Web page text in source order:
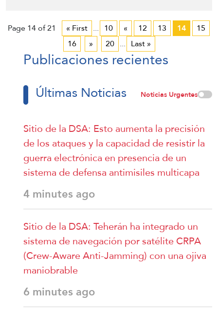
Page 14 of 21 « First ... 10 « 12 13 14
15
16
» 20 ... Last »
Publicaciones recientes
Últimas Noticias Noticias Urgentes
Sitio de la DSA: Esto aumenta la precisión
de los ataques y la capacidad de resistir la
guerra electrónica en presencia de un
sistema de defensa antimisiles multicapa
4 minutes ago
Sitio de la DSA: Teherán ha integrado un
sistema de navegación por satélite CRPA
(Crew-Aware Anti-Jamming) con una ojiva
maniobrable
6 minutes ago